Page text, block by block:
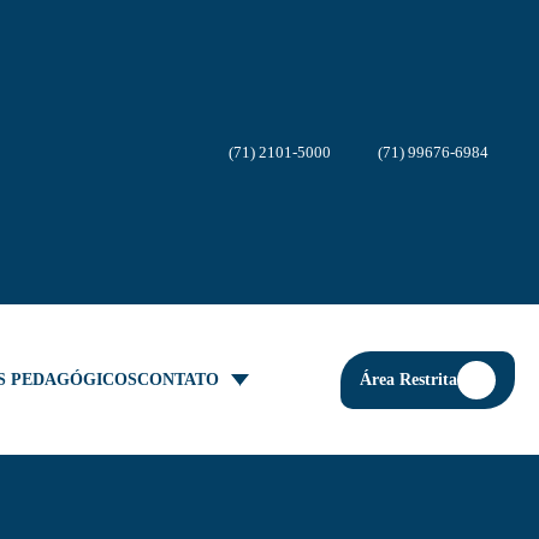
(71) 2101-5000 (71) 99676-6984
PEDAGÓGICOSCONTATO Área Restrita